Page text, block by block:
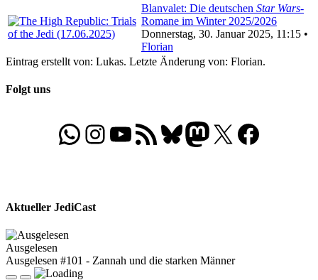
Blanvalet: Die deutschen Star Wars-
Romane im Winter 2025/2026
Donnerstag, 30. Januar 2025, 11:15 •
Florian
Eintrag erstellt von: Lukas. Letzte Änderung von: Florian.
Folgt uns
WhatsApp
Folgt uns auf Instagram
Besucht unseren YouTube-Kanal
RSS-FeedBluesky
Folgt uns auf Mastodon
X Folgt uns auf
Aktueller JediCast
Ausgelesen
Ausgelesen #101 - Zannah und die starken Männer